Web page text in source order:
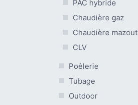
PAC hybride
Chaudière gaz
Chaudière mazout
CLV
Poêlerie
Tubage
Outdoor